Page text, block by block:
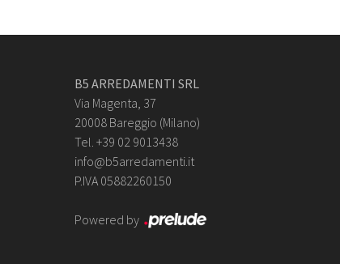
B5 ARREDAMENTI SRL
Via Magenta, 37
20008 Bareggio (Milano)
Tel. +39 02 9013438
info@b5arredamenti.it
P.IVA 05882260150
Powered by